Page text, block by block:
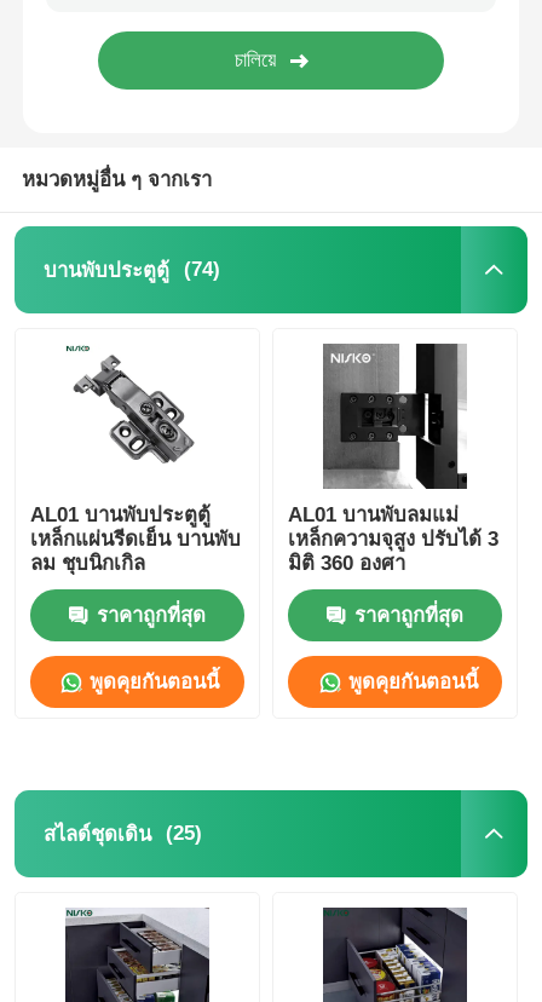
ถาดใส่เครื่องครัว
ถังขยะครัว
ถังข้าว
หมวดหมู่อื่น ๆ จากเรา
บานพับประตูตู้ (74)
AL01 บานพับประตูตู้
เหล็กแผ่นรีดเย็น บานพับ
ลม ชุบนิกเกิล
ราคาถูกที่สุด
พูดคุยกันตอนนี้
AL01 บานพับลมแม่
เหล็กความจุสูง ปรับได้ 3
มิติ 360 องศา
ราคาถูกที่สุด
พูดคุยกันตอนนี้
สไลด์ชุดเดิน (25)